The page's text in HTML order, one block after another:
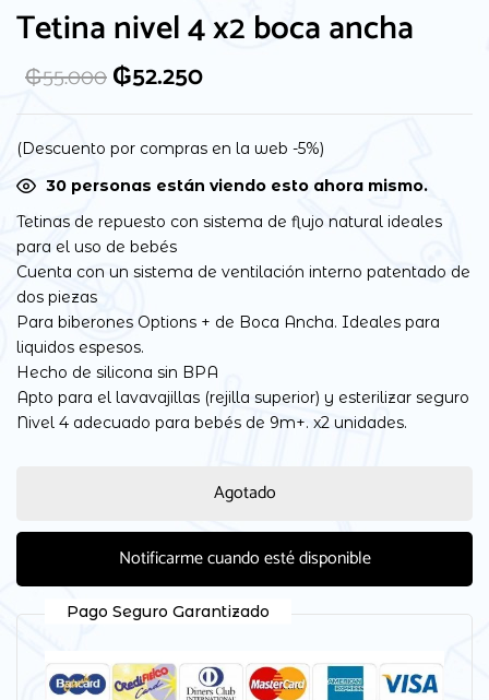
Tetina nivel 4 x2 boca ancha
₲55.000₲52.250
(Descuento por compras en la web -5%)
30 personas están viendo esto ahora mismo.
Tetinas de repuesto con sistema de flujo natural ideales
para el uso de bebés
Cuenta con un sistema de ventilación interno patentado de
dos piezas
Para biberones Options + de Boca Ancha. Ideales para
liquidos espesos.
Hecho de silicona sin BPA
Apto para el lavavajillas (rejilla superior) y esterilizar seguro
Nivel 4 adecuado para bebés de 9m+. x2 unidades.
Agotado
Notificarme cuando esté disponible
Pago Seguro Garantizado